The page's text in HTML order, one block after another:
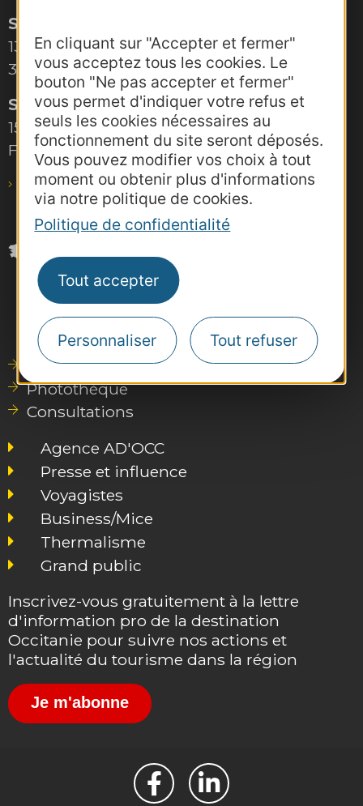
En cliquant sur "Accepter et fermer"
vous acceptez tous les cookies. Le
bouton "Ne pas accepter et fermer"
vous permet d'indiquer votre refus et
seuls les cookies nécessaires au
fonctionnement du site seront déposés.
Vous pouvez modifier vos choix à tout
moment ou obtenir plus d'informations
via notre politique de cookies.
Politique de confidentialité
Tout accepter
Personnaliser Tout refuser
Site de Montpellier
132, boulevard Pénélope
34000 Montpellier
Site de Toulouse
15, rue Rivals – CS 78543
F-31685 Toulouse Cedex 6
pro@agence-adocc.com
Outils de communication
Photothèque
Consultations
Agence AD'OCC
Presse et influence
Voyagistes
Business/Mice
Thermalisme
Grand public
Inscrivez-vous gratuitement à la lettre
d'information pro de la destination
Occitanie pour suivre nos actions et
l'actualité du tourisme dans la région
Je m'abonne